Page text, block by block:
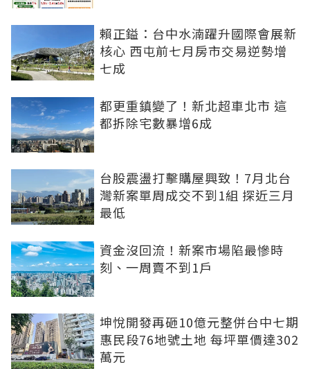
賴正鎰：台中水湳躍升國際會展新
核心 西屯前七月房市交易逆勢增
七成
都更重鎮變了！新北超車北市 這
都拆除宅數暴增6成
台股震盪打擊購屋興致！7月北台
灣新案單周成交不到1組 探近三月
最低
資金沒回流！新案市場陷最慘時
刻、一周賣不到1戶
坤悅開發再砸10億元整併台中七期
惠民段76地號土地 每坪單價達302
萬元